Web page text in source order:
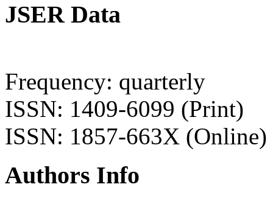
JSER Data
Frequency: quarterly
ISSN: 1409-6099 (Print)
ISSN: 1857-663X (Online)
Authors Info